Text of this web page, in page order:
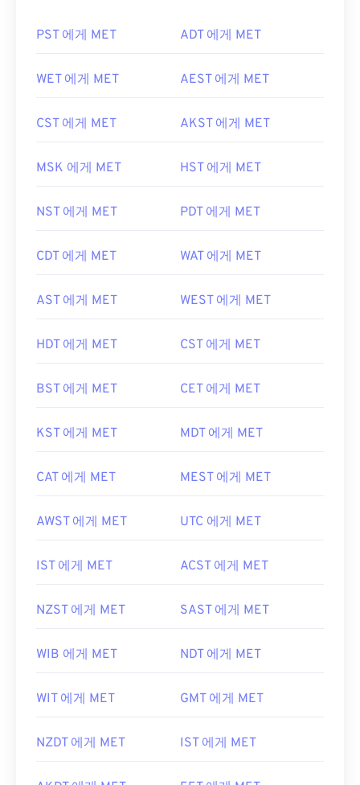
PST 에게 MET ADT 에게 MET
WET 에게 MET AEST 에게 MET
CST 에게 MET AKST 에게 MET
MSK 에게 MET HST 에게 MET
NST 에게 MET PDT 에게 MET
CDT 에게 MET WAT 에게 MET
AST 에게 MET WEST 에게 MET
HDT 에게 MET CST 에게 MET
BST 에게 MET CET 에게 MET
KST 에게 MET MDT 에게 MET
CAT 에게 MET MEST 에게 MET
AWST 에게 MET UTC 에게 MET
IST 에게 MET ACST 에게 MET
NZST 에게 MET SAST 에게 MET
WIB 에게 MET NDT 에게 MET
WIT 에게 MET GMT 에게 MET
NZDT 에게 MET IST 에게 MET